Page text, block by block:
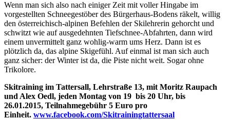
Wenn man sich also nach einiger Zeit mit voller Hingabe im
vorgestellten Schneegestöber des Bürgerhaus-Bodens räkelt, willig
den österreichisch-alpinen Befehlen der Skilehrerin gehorcht und
schwitzt wie auf ausgedehnten Tiefschnee-Abfahrten, dann wird
einem unvermittelt ganz wohlig-warm ums Herz. Dann ist es
plötzlich da, das alpine Skigefühl. Auf einmal ist man sich auch
ganz sicher: der Winter ist da, die Piste nicht weit. Sogar ohne
Trikolore.
Skitraining im Tattersall, Lehrstraße 13, mit Moritz Raupach
und Alex Oedl, jeden Montag von 19 bis 20 Uhr, bis
26.01.2015, Teilnahmegebühr 5 Euro pro
Einheit. www.facebook.com/Skitrainingtattersaal